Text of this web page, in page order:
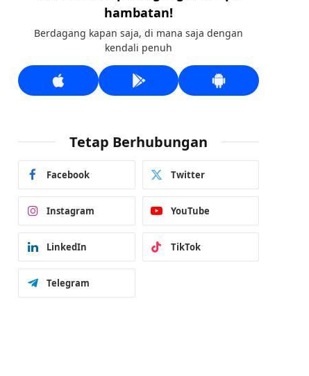
hambatan!
Berdagang kapan saja, di mana saja dengan
kendali penuh
Tetap Berhubungan
Facebook Twitter
Instagram YouTube
LinkedIn TikTok
Telegram